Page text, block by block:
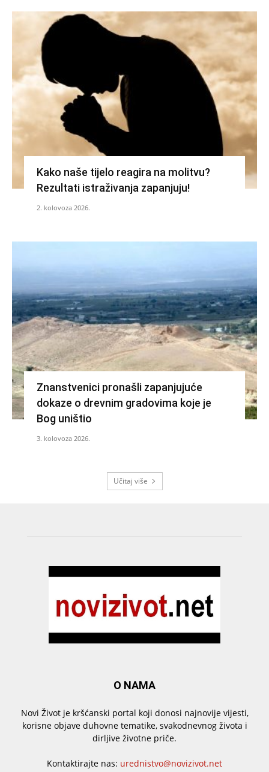
Kako naše tijelo reagira na molitvu?
Rezultati istraživanja zapanjuju!
2. kolovoza 2026.
Znanstvenici pronašli zapanjujuće
dokaze o drevnim gradovima koje je
Bog uništio
3. kolovoza 2026.
Učitaj više
O NAMA
Novi Život je kršćanski portal koji donosi najnovije vijesti,
korisne objave duhovne tematike, svakodnevnog života i
dirljive životne priče.
Kontaktirajte nas: urednistvo@novizivot.net